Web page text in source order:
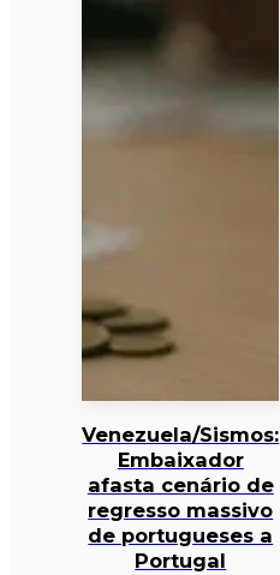
Venezuela/Sismos:
Embaixador
afasta cenário de
regresso massivo
de portugueses a
Portugal